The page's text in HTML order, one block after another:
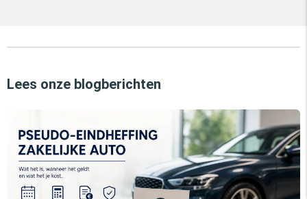
Lees onze blogberichten